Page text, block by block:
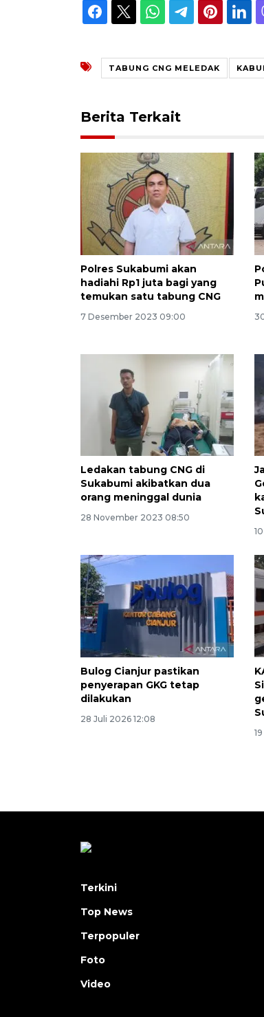
TABUNG CNG MELEDAK
Berita Terkait
Polres Sukabumi akan
hadiahi Rp1 juta bagi yang
temukan satu tabung CNG
7 Desember 2023 09:00
Ledakan tabung CNG di
Sukabumi akibatkan dua
orang meninggal dunia
28 November 2023 08:50
Bulog Cianjur pastikan
penyerapan GKG tetap
dilakukan
28 Juli 2026 12:08
Terkini
Top News
Terpopuler
Foto
Video